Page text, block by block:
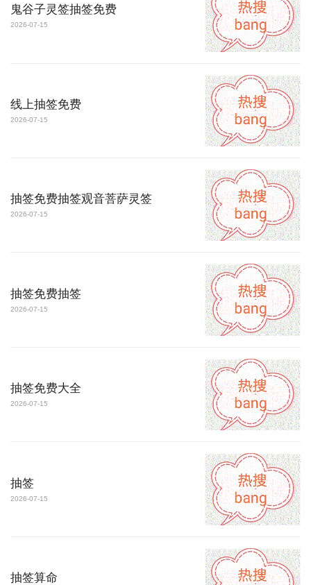
鬼谷子灵签抽签免费
2026-07-15
线上抽签免费
2026-07-15
抽签免费抽签观音菩萨灵签
2026-07-15
抽签免费抽签
2026-07-15
抽签免费大全
2026-07-15
抽签
2026-07-15
抽签算命